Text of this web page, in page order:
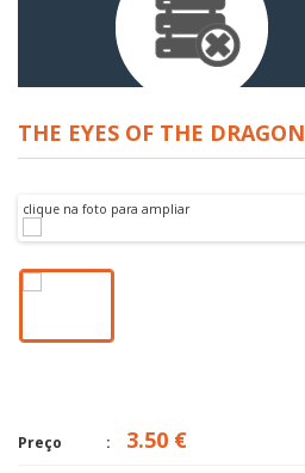
THE EYES OF THE DRAGON
clique na foto para ampliar
Preço 3.50 €